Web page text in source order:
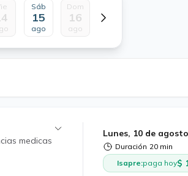
Sáb
15
ago
Dom
16
ago
Lunes, 10 de agosto
Duración 20 min
Isapre:paga hoy$
medicas